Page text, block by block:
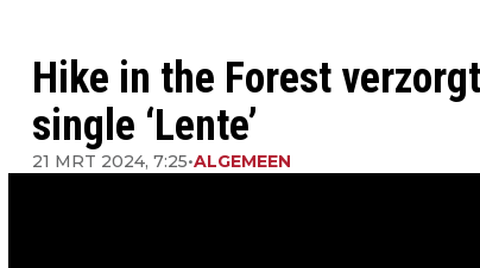
Hike in the Forest
single ‘Lente’
21 MRT 2024, 7:25•ALGEMEEN